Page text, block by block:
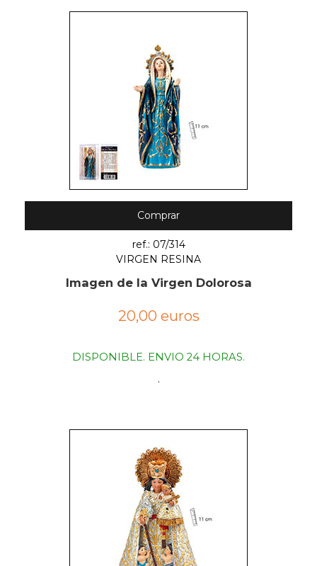
Comprar
ref.: 07/314
VIRGEN RESINA
Imagen de la Virgen Dolorosa
20,00 euros
DISPONIBLE. ENVIO 24 HORAS.
.